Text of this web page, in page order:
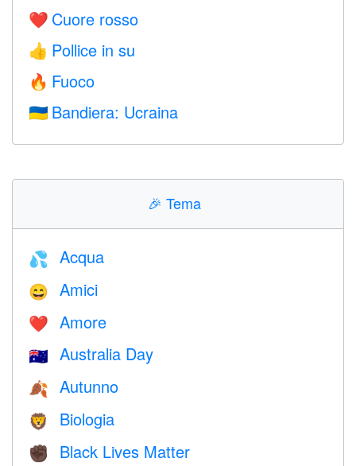
❤️ Cuore rosso
👍 Pollice in su
🔥 Fuoco
🇺🇦 Bandiera: Ucraina
🎉 Tema
💦 Acqua
😄 Amici
❤️️ Amore
🇦🇺 Australia Day
🍂 Autunno
🦁 Biologia
✊🏿 Black Lives Matter